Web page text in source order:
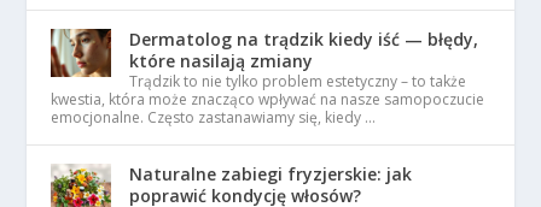
Dermatolog na trądzik kiedy iść — błędy,
które nasilają zmiany
Trądzik to nie tylko problem estetyczny – to także
kwestia, która może znacząco wpływać na nasze samopoczucie
emocjonalne. Często zastanawiamy się, kiedy …
Naturalne zabiegi fryzjerskie: jak
poprawić kondycję włosów?